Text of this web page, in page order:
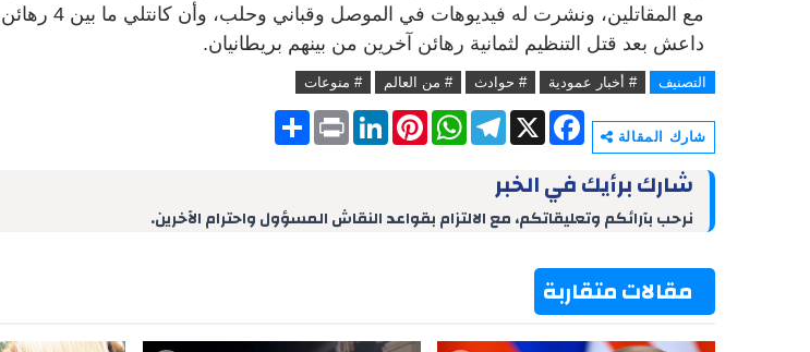
مع المقاتلين، ونشرت له
داعش بعد قتل التنظيم لثمانية رهائن آخرين من بينهم بريطانيان.
التصنيف # أخبار عمودية # حوادث # من العالم # منوعات
شارك المقالة
S
h
P
r
L
I
P
e
W
h
p
T
e
g
a
X
F
a
b
o
شارك برأيك في الخبر
نرحب بآرائكم وتعليقاتكم، مع الالتزام بقواعد النقاش المسؤول واحترام الآخرين.
مقالات متقاربة